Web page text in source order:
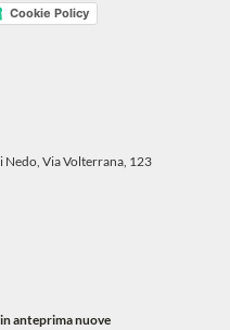
Cookie Policy
Via Volterrana, 123
anteprima nuove